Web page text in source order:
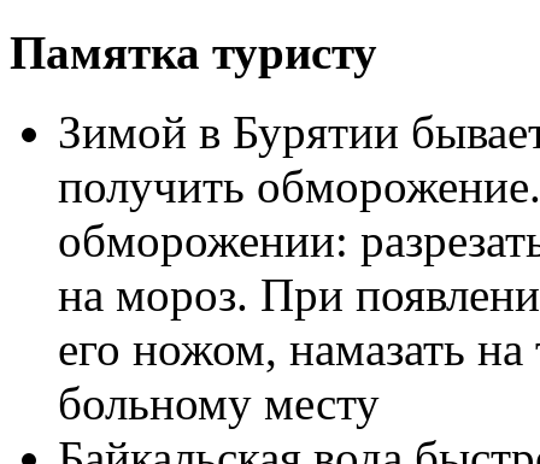
Памятка туристу
Зимой в Бурятии
получить
обморожении:
на мороз. При
его ножом, намазать
больному месту